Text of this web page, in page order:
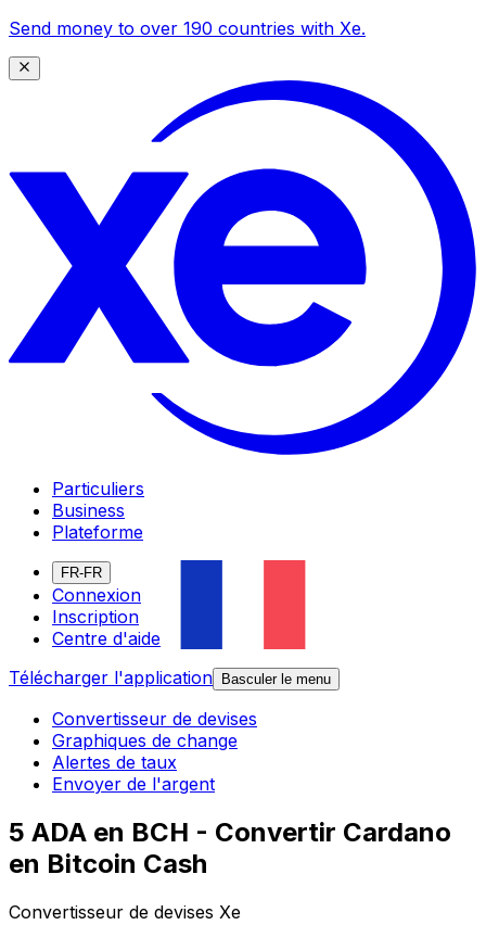
Send money to over 190 countries with Xe.
Particuliers
Business
Plateforme
FR-FR
Connexion
Inscription
Centre d'aide
Télécharger l'application
Basculer le menu
Convertisseur de devises
Graphiques de change
Alertes de taux
Envoyer de l'argent
5 ADA en BCH - Convertir Cardano
en Bitcoin Cash
Convertisseur de devises Xe